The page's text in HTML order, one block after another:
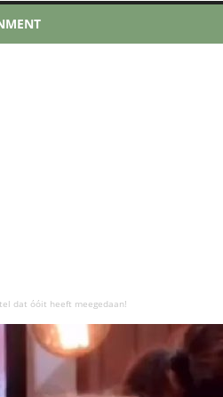
dat óóit heeft meegedaan!